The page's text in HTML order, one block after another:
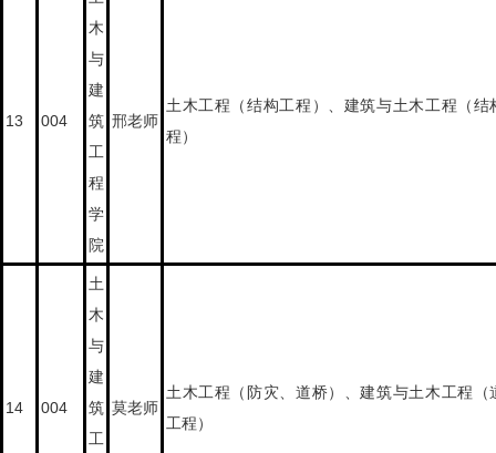
13 004
木
与
建
筑
工
程
学
院
邢老师
土木工程（结构工程）、建筑与土木工程（结
程）
14 004
土
木
与
建
筑
工
莫老师
土木工程（防灾、道桥）、建筑与土木工程（
工程）